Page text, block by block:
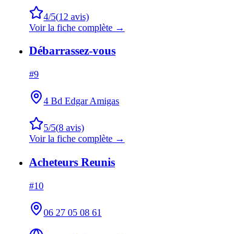
4/5(12 avis)
Voir la fiche complète →
Débarrassez-vous
#9
4 Bd Edgar Amigas
5/5(8 avis)
Voir la fiche complète →
Acheteurs Reunis
#10
06 27 05 08 61